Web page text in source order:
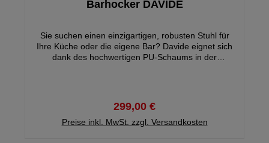
Barhocker DAVIDE
Sie suchen einen einzigartigen, robusten Stuhl für
Ihre Küche oder die eigene Bar? Davide eignet sich
dank des hochwertigen PU-Schaums in der
Der Metallrahmen ist sehr stabil und die Fußstütze
erhöht den Sitzkomfort nochmals.
299,00 €
Preise inkl. MwSt. zzgl. Versandkosten